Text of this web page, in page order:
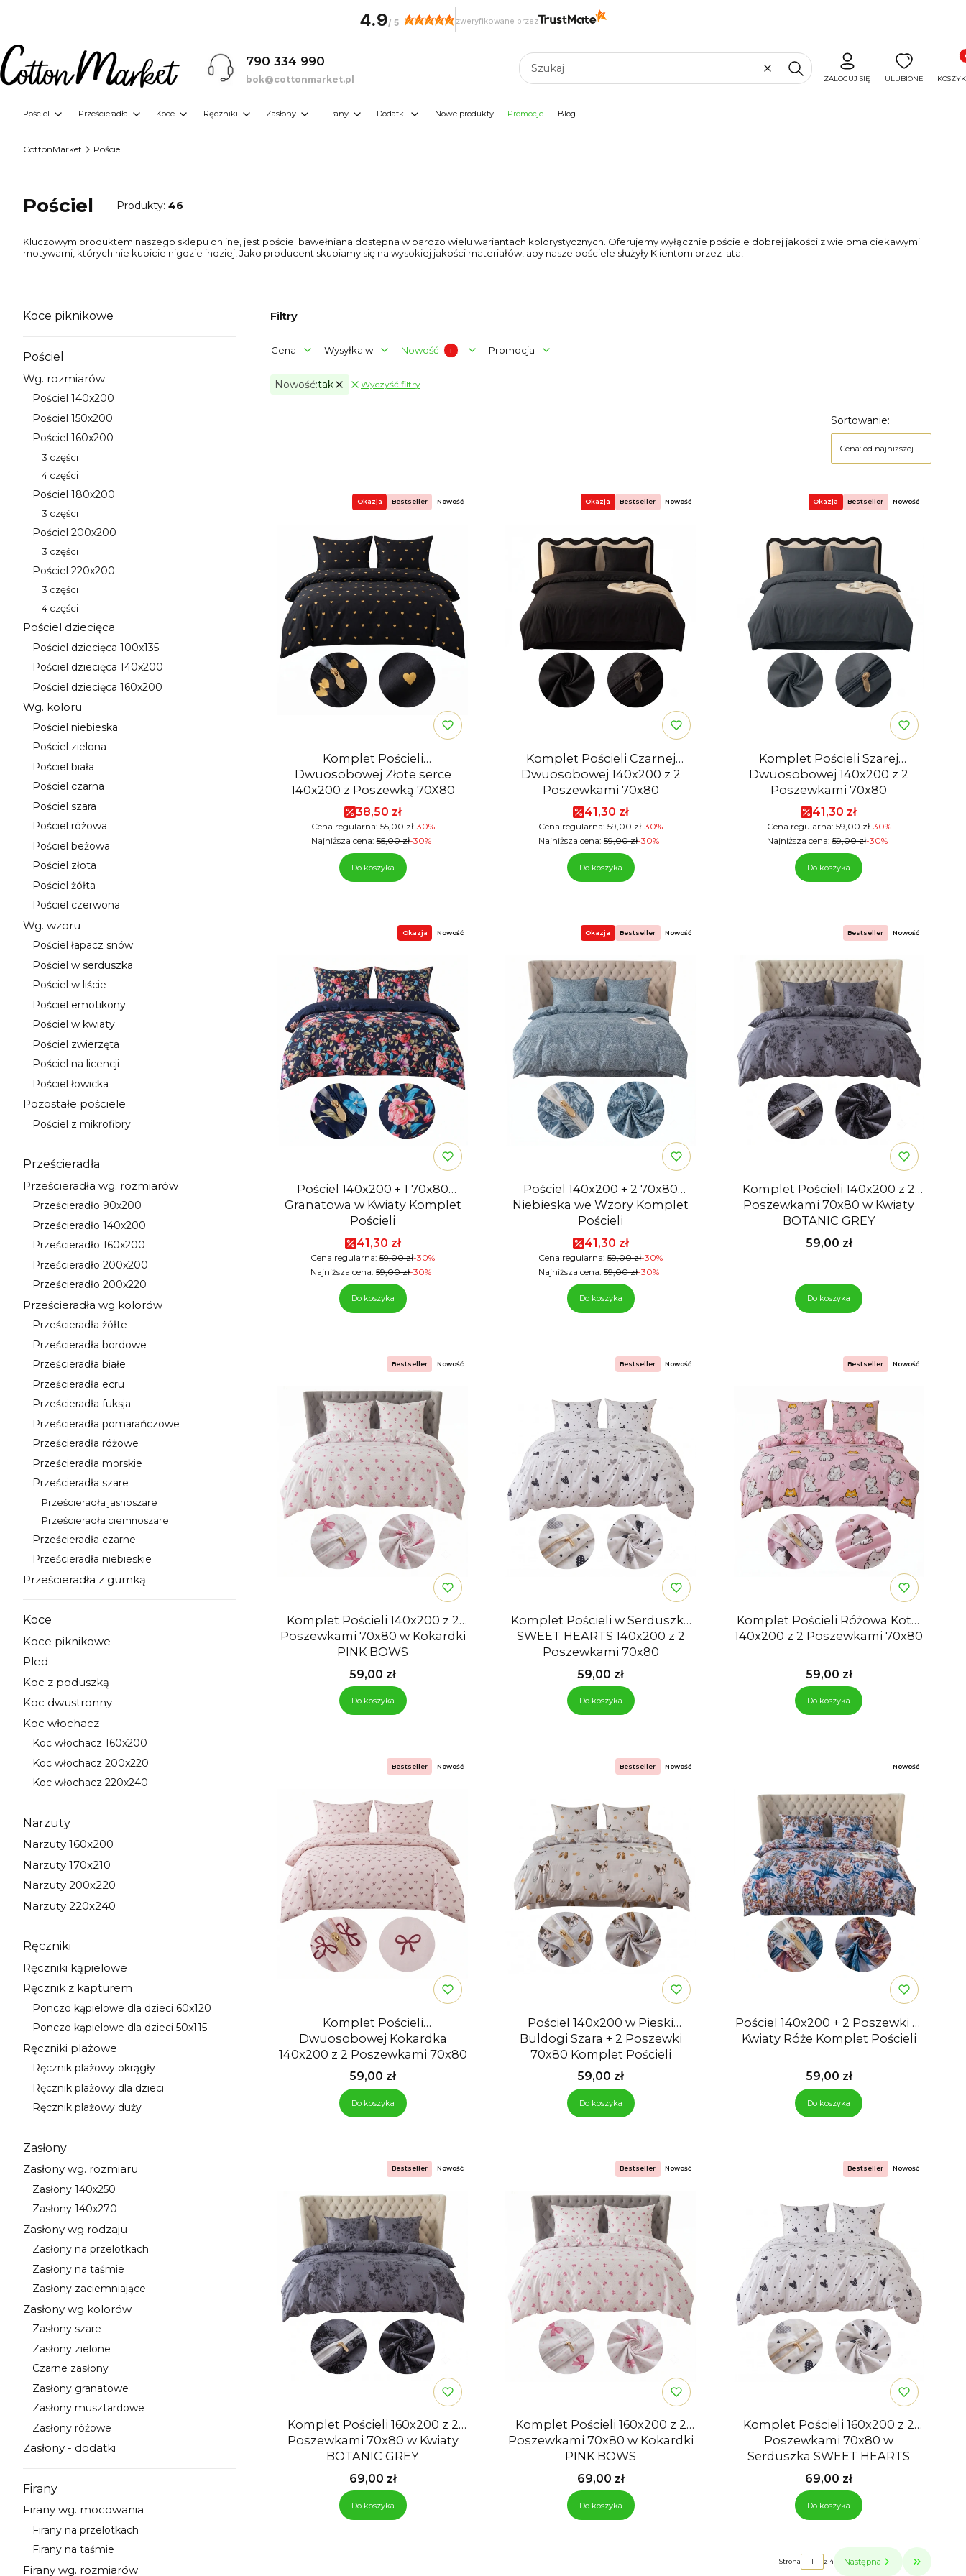
790 334 990
bok@cottonmarket.pl WyczyśćSzukaj ZALOGUJ SIĘ ULUBIONE KOSZYK
Pościel Prześcieradła Koce Ręczniki Zasłony Firany Dodatki Nowe produkty Promocje Blog
CottonMarket Pościel
Pościel Produkty: 46
Kluczowym produktem naszego sklepu online, jest pościel bawełniana dostępna w bardzo wielu wariantach kolorystycznych. Oferujemy wyłącznie pościele dobrej jakości z wieloma ciekawymi
motywami, których nie kupicie nigdzie indziej! Jako producent skupiamy się na wysokiej jakości materiałów, aby nasze pościele służyły Klientom przez lata!
Kategoria - Koce piknikowe
Koce piknikowe
Kategoria - Pościel
Pościel
Kategoria - Wg. rozmiarów
Wg. rozmiarów
Kategoria - Pościel 140x200
Pościel 140x200
Kategoria - Pościel 150x200
Pościel 150x200
Kategoria - Pościel 160x200
Pościel 160x200
Kategoria - 3 części
3 części
Kategoria - 4 części
4 części
Kategoria - Pościel 180x200
Pościel 180x200
Kategoria - 3 części
3 części
Kategoria - Pościel 200x200
Pościel 200x200
Kategoria - 3 części
3 części
Kategoria - Pościel 220x200
Pościel 220x200
Kategoria - 3 części
3 części
Kategoria - 4 części
4 części
Kategoria - Pościel dziecięca
Pościel dziecięca
Kategoria - Pościel dziecięca 100x135
Pościel dziecięca 100x135
Kategoria - Pościel dziecięca 140x200
Pościel dziecięca 140x200
Kategoria - Pościel dziecięca 160x200
Pościel dziecięca 160x200
Kategoria - Wg. koloru
Wg. koloru
Kategoria - Pościel niebieska
Pościel niebieska
Kategoria - Pościel zielona
Pościel zielona
Kategoria - Pościel biała
Pościel biała
Kategoria - Pościel czarna
Pościel czarna
Kategoria - Pościel szara
Pościel szara
Kategoria - Pościel różowa
Pościel różowa
Kategoria - Pościel beżowa
Pościel beżowa
Kategoria - Pościel złota
Pościel złota
Kategoria - Pościel żółta
Pościel żółta
Kategoria - Pościel czerwona
Pościel czerwona
Kategoria - Wg. wzoru
Wg. wzoru
Kategoria - Pościel łapacz snów
Pościel łapacz snów
Kategoria - Pościel w serduszka
Pościel w serduszka
Kategoria - Pościel w liście
Pościel w liście
Kategoria - Pościel emotikony
Pościel emotikony
Kategoria - Pościel w kwiaty
Pościel w kwiaty
Kategoria - Pościel zwierzęta
Pościel zwierzęta
Kategoria - Pościel na licencji
Pościel na licencji
Kategoria - Pościel łowicka
Pościel łowicka
Kategoria - Pozostałe pościele
Pozostałe pościele
Kategoria - Pościel z mikrofibry
Pościel z mikrofibry
Kategoria - Prześcieradła
Prześcieradła
Kategoria - Prześcieradła wg. rozmiarów
Prześcieradła wg. rozmiarów
Kategoria - Prześcieradło 90x200
Prześcieradło 90x200
Kategoria - Prześcieradło 140x200
Prześcieradło 140x200
Kategoria - Prześcieradło 160x200
Prześcieradło 160x200
Kategoria - Prześcieradło 200x200
Prześcieradło 200x200
Kategoria - Prześcieradło 200x220
Prześcieradło 200x220
Kategoria - Prześcieradła wg kolorów
Prześcieradła wg kolorów
Kategoria - Prześcieradła żółte
Prześcieradła żółte
Kategoria - Prześcieradła bordowe
Prześcieradła bordowe
Kategoria - Prześcieradła białe
Prześcieradła białe
Kategoria - Prześcieradła ecru
Prześcieradła ecru
Kategoria - Prześcieradła fuksja
Prześcieradła fuksja
Kategoria - Prześcieradła pomarańczowe
Prześcieradła pomarańczowe
Kategoria - Prześcieradła różowe
Prześcieradła różowe
Kategoria - Prześcieradła morskie
Prześcieradła morskie
Kategoria - Prześcieradła szare
Prześcieradła szare
Kategoria - Prześcieradła jasnoszare
Prześcieradła jasnoszare
Kategoria - Prześcieradła ciemnoszare
Prześcieradła ciemnoszare
Kategoria - Prześcieradła czarne
Prześcieradła czarne
Kategoria - Prześcieradła niebieskie
Prześcieradła niebieskie
Kategoria - Prześcieradła z gumką
Prześcieradła z gumką
Kategoria - Koce
Koce
Kategoria - Koce piknikowe
Koce piknikowe
Kategoria - Pled
Pled
Kategoria - Koc z poduszką
Koc z poduszką
Kategoria - Koc dwustronny
Koc dwustronny
Kategoria - Koc włochacz
Koc włochacz
Kategoria - Koc włochacz 160x200
Koc włochacz 160x200
Kategoria - Koc włochacz 200x220
Koc włochacz 200x220
Kategoria - Koc włochacz 220x240
Koc włochacz 220x240
Kategoria - Narzuty
Narzuty
Kategoria - Narzuty 160x200
Narzuty 160x200
Kategoria - Narzuty 170x210
Narzuty 170x210
Kategoria - Narzuty 200x220
Narzuty 200x220
Kategoria - Narzuty 220x240
Narzuty 220x240
Kategoria - Ręczniki
Ręczniki
Kategoria - Ręczniki kąpielowe
Ręczniki kąpielowe
Kategoria - Ręcznik z kapturem
Ręcznik z kapturem
Kategoria - Ponczo kąpielowe dla dzieci 60x120
Ponczo kąpielowe dla dzieci 60x120
Kategoria - Ponczo kąpielowe dla dzieci 50x115
Ponczo kąpielowe dla dzieci 50x115
Kategoria - Ręczniki plażowe
Ręczniki plażowe
Kategoria - Ręcznik plażowy okrągły
Ręcznik plażowy okrągły
Kategoria - Ręcznik plażowy dla dzieci
Ręcznik plażowy dla dzieci
Kategoria - Ręcznik plażowy duży
Ręcznik plażowy duży
Kategoria - Zasłony
Zasłony
Kategoria - Zasłony wg. rozmiaru
Zasłony wg. rozmiaru
Kategoria - Zasłony 140x250
Zasłony 140x250
Kategoria - Zasłony 140x270
Zasłony 140x270
Kategoria - Zasłony wg rodzaju
Zasłony wg rodzaju
Kategoria - Zasłony na przelotkach
Zasłony na przelotkach
Kategoria - Zasłony na taśmie
Zasłony na taśmie
Kategoria - Zasłony zaciemniające
Zasłony zaciemniające
Kategoria - Zasłony wg kolorów
Zasłony wg kolorów
Kategoria - Zasłony szare
Zasłony szare
Kategoria - Zasłony zielone
Zasłony zielone
Kategoria - Czarne zasłony
Czarne zasłony
Kategoria - Zasłony granatowe
Zasłony granatowe
Kategoria - Zasłony musztardowe
Zasłony musztardowe
Kategoria - Zasłony różowe
Zasłony różowe
Kategoria - Zasłony - dodatki
Zasłony - dodatki
Kategoria - Firany
Firany
Kategoria - Firany wg. mocowania
Firany wg. mocowania
Kategoria - Firany na przelotkach
Firany na przelotkach
Kategoria - Firany na taśmie
Firany na taśmie
Firany wg. rozmiarów
Filtry
Cena Wysyłka w Nowość Promocja
Aktywne filtry
Nowość:tak Wyczyść filtry
Sortowanie:
Cena: od najniższej
Okazja Bestseller Nowość
Komplet Pościeli
Dwuosobowej Złote serce
140x200 z Poszewką 70X80
Cena promocyjna
38,50 zł
Cena regularna: 55,00 zł-30%
Najniższa cena: 55,00 zł-30%
Do koszyka
Okazja Bestseller Nowość
Komplet Pościeli Czarnej
Dwuosobowej 140x200 z 2
Poszewkami 70x80
Cena promocyjna
41,30 zł
Cena regularna: 59,00 zł-30%
Najniższa cena: 59,00 zł-30%
Do koszyka
Okazja Bestseller Nowość
Komplet Pościeli Szarej
Dwuosobowej 140x200 z 2
Poszewkami 70x80
Cena promocyjna
41,30 zł
Cena regularna: 59,00 zł-30%
Najniższa cena: 59,00 zł-30%
Do koszyka
Okazja Nowość
Pościel 140x200 + 1 70x80
Granatowa w Kwiaty Komplet
Pościeli
Cena promocyjna
41,30 zł
Cena regularna: 59,00 zł-30%
Najniższa cena: 59,00 zł-30%
Do koszyka
Okazja Bestseller Nowość
Pościel 140x200 + 2 70x80
Niebieska we Wzory Komplet
Pościeli
Cena promocyjna
41,30 zł
Cena regularna: 59,00 zł-30%
Najniższa cena: 59,00 zł-30%
Do koszyka
Bestseller Nowość
Komplet Pościeli 140x200 z 2
Poszewkami 70x80 w Kwiaty
BOTANIC GREY
Cena
59,00 zł
Do koszyka
Bestseller Nowość
Komplet Pościeli 140x200 z 2
Poszewkami 70x80 w Kokardki
PINK BOWS
Cena
59,00 zł
Do koszyka
Bestseller Nowość
Komplet Pościeli w Serduszka
SWEET HEARTS 140x200 z 2
Poszewkami 70x80
Cena
59,00 zł
Do koszyka
Bestseller Nowość
Komplet Pościeli Różowa Kotki
140x200 z 2 Poszewkami 70x80
Cena
59,00 zł
Do koszyka
Bestseller Nowość
Komplet Pościeli
Dwuosobowej Kokardka
140x200 z 2 Poszewkami 70x80
Cena
59,00 zł
Do koszyka
Bestseller Nowość
Pościel 140x200 w Pieski
Buldogi Szara + 2 Poszewki
70x80 Komplet Pościeli
Cena
59,00 zł
Do koszyka
Nowość
Pościel 140x200 + 2 Poszewki w
Kwiaty Róże Komplet Pościeli
Cena
59,00 zł
Do koszyka
Bestseller Nowość
Komplet Pościeli 160x200 z 2
Poszewkami 70x80 w Kwiaty
BOTANIC GREY
Cena
69,00 zł
Do koszyka
Bestseller Nowość
Komplet Pościeli 160x200 z 2
Poszewkami 70x80 w Kokardki
PINK BOWS
Cena
69,00 zł
Do koszyka
Bestseller Nowość
Komplet Pościeli 160x200 z 2
Poszewkami 70x80 w
Serduszka SWEET HEARTS
Cena
69,00 zł
Do koszyka
Strona z 4 Następna
Przejdź do
4.9/ 5 zweryfikowane przez